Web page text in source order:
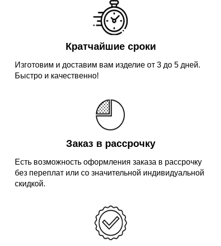
Кратчайшие сроки
Изготовим и доставим вам изделие от 3 до 5 дней.
Быстро и качественно!
Заказ в рассрочку
Есть возможность оформления заказа в рассрочку
без переплат или со значительной индивидуальной
скидкой.